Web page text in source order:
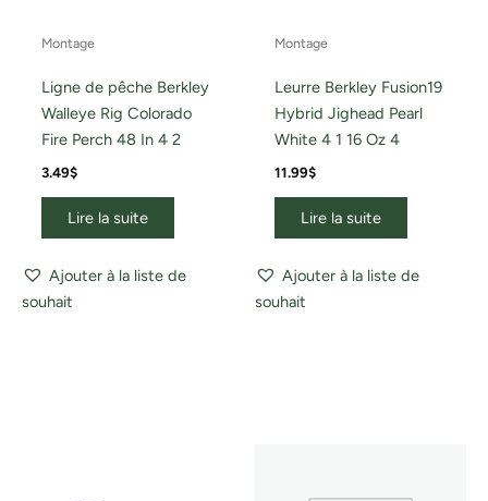
Montage
Ligne de pêche Berkley
Walleye Rig Colorado
Fire Perch 48 In 4 2
3.49$
Lire la suite
Ajouter à la liste de
souhait
Montage
Leurre Berkley Fusion19
Hybrid Jighead Pearl
White 4 1 16 Oz 4
11.99$
Lire la suite
Ajouter à la liste de
souhait